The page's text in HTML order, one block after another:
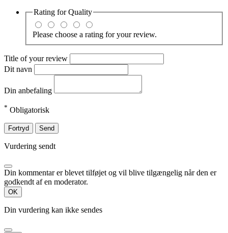
Rating forQuality
Please choose a rating for your review.
Title of your review
Dit navn
Din anbefaling
* Obligatorisk
Fortryd Send
Vurdering sendt
Din kommentar er blevet tilføjet og vil blive tilgængelig når den er
godkendt af en moderator.
OK
Din vurdering kan ikke sendes